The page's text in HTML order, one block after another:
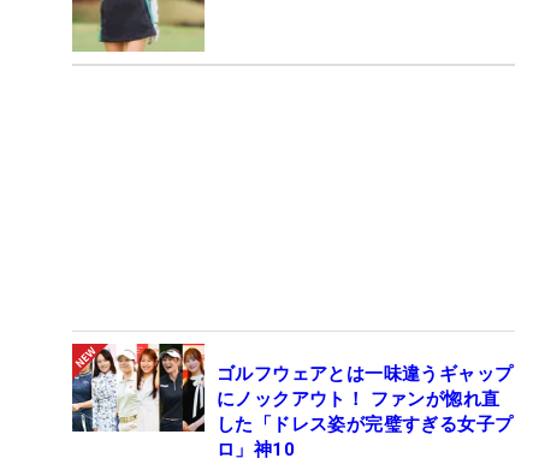
ゴルフウェアとは一味違うギャップ
にノックアウト！ ファンが惚れ直
した「ドレス姿が完璧すぎる女子プ
ロ」神10